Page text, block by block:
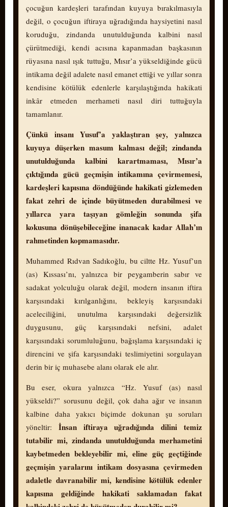
çocuğun kardeşleri tarafından kuyuya bırakılmasıyla
değil, o çocuğun iftiraya uğradığında haysiyetini nasıl
koruduğu, zindanda unutulduğunda kalbini nasıl
çürütmediği, kendi acısına kapanmadan başkasının
rüyasına nasıl ışık tuttuğu, Mısır’a yükseldiğinde gücü
intikama değil adalete nasıl emanet ettiği ve yıllar sonra
kendisine kötülük edenlerle karşılaştığında hakikati
inkâr etmeden merhameti nasıl diri tuttuğuyla
tamamlanır.
Çünkü insanı Yusuf’a yaklaştıran şey, yalnızca
kuyuya düşerken masum kalması değil; zindanda
unutulduğunda kalbini karartmaması, Mısır’a
çıktığında gücü geçmişin intikamına çevirmemesi,
kardeşleri kapısına döndüğünde hakikati gizlemeden
fakat zehri de içinde büyütmeden durabilmesi ve
yıllarca yara taşıyan gömleğin sonunda şifa
kokusuna dö­nü­şe­bi­le­ce­ğine inanacak kadar Allah’ın
rahmetinden kopmamasıdır.
Muhammed Rıdvan Sadıkoğlu, bu ciltte Hz. Yusuf’un
(as) Kıssası’nı, yalnızca bir peygamberin sabır ve
sadakat yolculuğu olarak değil, modern insanın iftira
karşısındaki kı­rıl­gan­lı­ğı­nı, bekleyiş karşısındaki
aceleciliğini, unutulma karşısındaki değersizlik
duygusunu, güç karşısındaki nefsini, adalet
karşısındaki so­rum­lu­lu­ğu­nu, bağışlama karşısındaki iç
direncini ve şifa karşısındaki teslimiyetini sor­gu­la­yan
derin bir iç mu­ha­se­be alanı olarak ele alır.
Bu eser, okura yalnızca “Hz. Yusuf (as) nasıl
yükseldi?” sorusunu değil, çok daha ağır ve insanın
kalbine daha yakıcı biçimde dokunan şu soruları
yöneltir: İnsan iftiraya uğradığında dilini temiz
tutabilir mi, zindanda unutulduğunda merhametini
kaybetmeden bekleyebilir mi, eline güç geçtiğinde
geçmişin yaralarını intikam dosyasına çevirmeden
adaletle davranabilir mi, kendisine kötülük edenler
kapısına geldiğinde hakikati saklamadan fakat